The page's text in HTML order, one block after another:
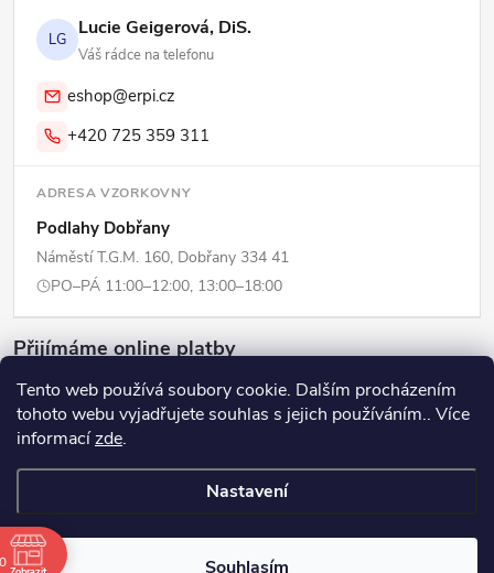
Tento web používá soubory cookie. Dalším procházením
tohoto webu vyjadřujete souhlas s jejich používáním.. Více
informacízde.
Nastavení
Souhlasím
LG Lucie Geigerová, DiS.
Váš rádce na telefonu
eshop@erpi.cz
+420 725 359 311
ADRESA VZORKOVNY
Podlahy Dobřany
Náměstí T.G.M. 160, Dobřany 334 41
PO–PÁ 11:00–12:00, 13:00–18:00
Přijímáme online platby
Vytvořil Shoptet
ERPI - Domov. Všechna práva vyhrazena.